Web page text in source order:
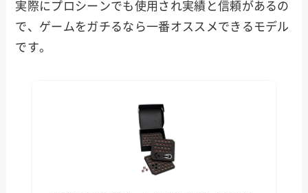
実際にプロシーンでも使用され実績と信頼があるの
で、ゲームをガチるなら一番オススメできるモデル
です。